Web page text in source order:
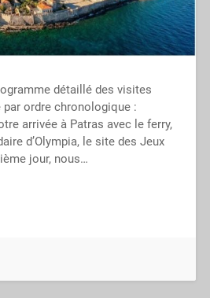
détaillé des visites
ordre chronologique :
arrivée à Patras avec le ferry,
d’Olympia, le site des Jeux
jour, nous…